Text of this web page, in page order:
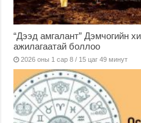
“Дээд амгалант” Дэмчогийн
ажилагаатай боллоо
2026 оны 1 сар 8 / 15 цаг 49 минут